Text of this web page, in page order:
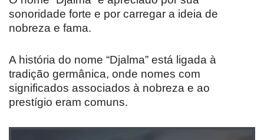
sonoridade forte e por carregar a ideia de
nobreza e fama.
A história do nome “Djalma” está ligada à
tradição germânica, onde nomes com
significados associados à nobreza e ao
prestígio eram comuns.